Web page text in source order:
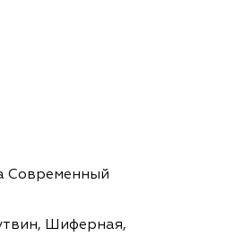
Современный
Шиферная,